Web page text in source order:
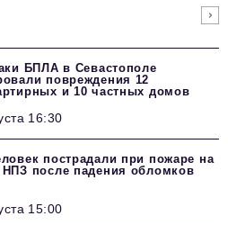
БПЛА в Севастополе
повреждения 12
и 10 частных домов
16:30
пострадали при пожаре на
после падения обломков
15:00